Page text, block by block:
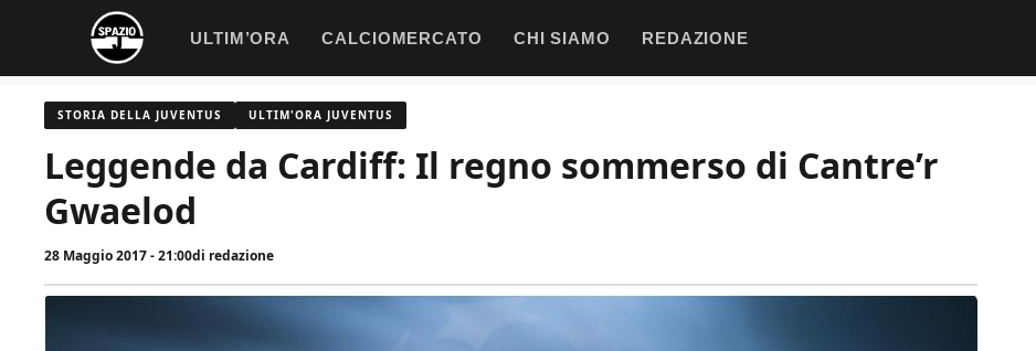
contenuto
ULTIM’ORA CALCIOMERCATO CHI SIAMO REDAZIONE
STORIA DELLA JUVENTUS ULTIM'ORA JUVENTUS
Leggende da Cardiff: Il regno sommerso di Cantre’r
Gwaelod
28 Maggio 2017 - 21:00di redazione